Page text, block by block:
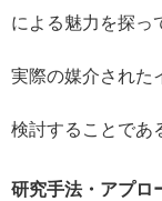
による魅力を探っ
実際の媒介された
検討することであ
研究手法・アプロ